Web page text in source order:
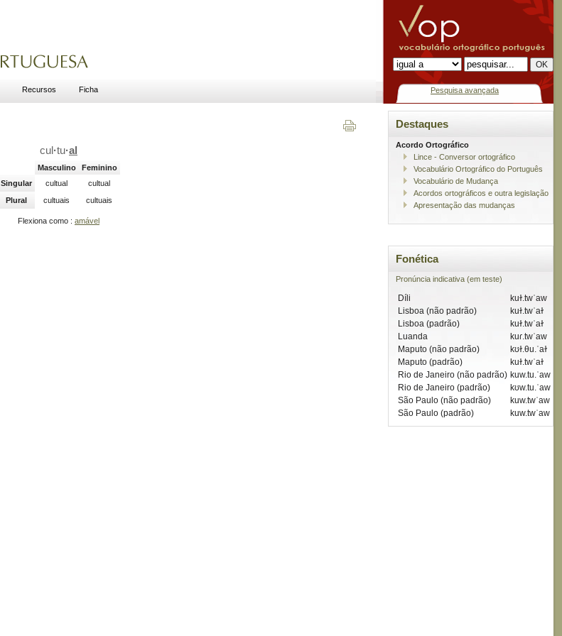
Recursos Ficha Pesquisa avançada
cul ·tu·al
Masculino
Feminino
Singular
cultual
cultual
Plural
cultuais cultuais
Flexiona como : amável
Destaques
Acordo Ortográfico
Lince - Conversor ortográfico
Vocabulário Ortográfico do Português
Vocabulário de Mudança
Acordos ortográficos e outra legislação
Apresentação das mudanças
Fonética
Pronúncia indicativa (em teste)
Díli
kuɫ.twˈaw
Lisboa (não padrão)
kuɫ.twˈaɫ
Lisboa (padrão)
kuɫ.twˈaɫ
Luanda
kuɾ.twˈaw
Maputo (não padrão)
kʊɫ.θu.ˈaɫ
Maputo (padrão)
kuɫ.twˈaɫ
Rio de Janeiro (não padrão) kuw.tu.ˈaw
Rio de Janeiro (padrão)
kʊw.tu.ˈaw
São Paulo (não padrão)
kuw.twˈaw
São Paulo (padrão)
kuw.twˈaw